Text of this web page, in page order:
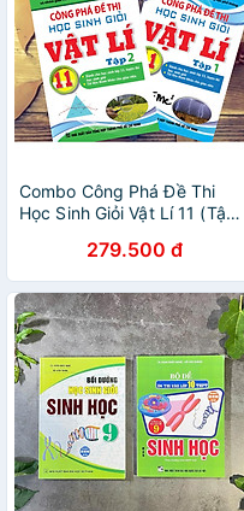
Combo Công Phá Đề Thi
Học Sinh Giỏi Vật Lí 11 (Tập 1
279.500 đ